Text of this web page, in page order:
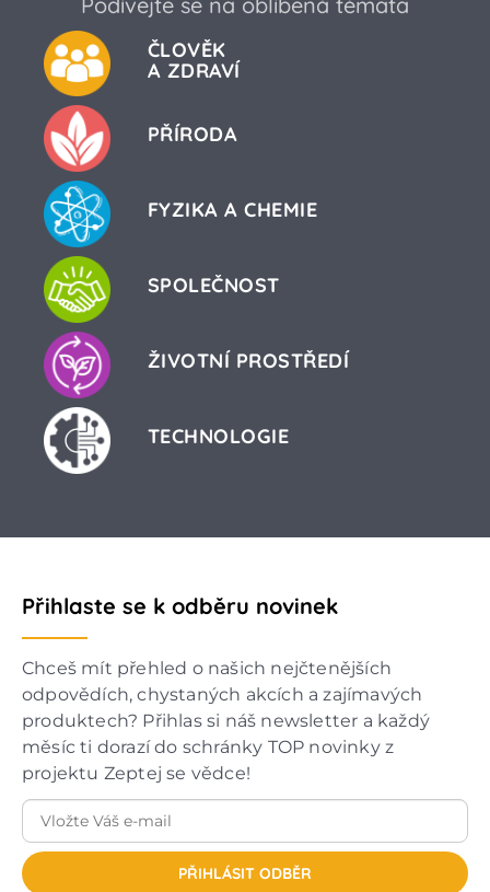
ČLOVĚK
A ZDRAVÍ
PŘÍRODA
FYZIKA A CHEMIE
SPOLEČNOST
ŽIVOTNÍ PROSTŘEDÍ
TECHNOLOGIE
Přihlaste se k odběru novinek
Chceš mít přehled o našich nejčtenějších
odpovědích, chystaných akcích a zajímavých
produktech? Přihlas si náš newsletter a každý
měsíc ti dorazí do schránky TOP novinky z
projektu Zeptej se vědce!
PŘIHLÁSIT ODBĚR